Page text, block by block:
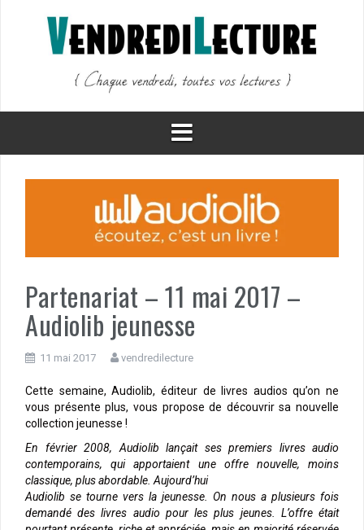
Partenariat – 11 mai 2017 –
Audiolib jeunesse
11 mai 2017 vendredilecture
Cette semaine, Audiolib, éditeur de livres audios qu’on ne
vous présente plus, vous propose de découvrir sa nouvelle
collection jeunesse !
En février 2008, Audiolib lançait ses premiers livres audio
contemporains, qui apportaient une offre nouvelle, moins
classique, plus abordable. Aujourd’hui
Audiolib se tourne vers la jeunesse. On nous a plusieurs fois
demandé des livres audio pour les plus jeunes. L’offre était